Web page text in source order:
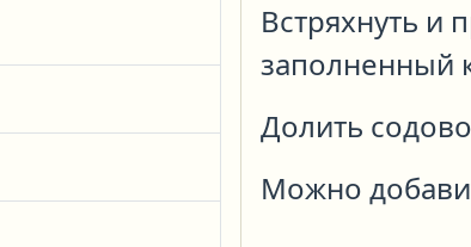
Встряхнуть и
заполненный
Долить
Можно